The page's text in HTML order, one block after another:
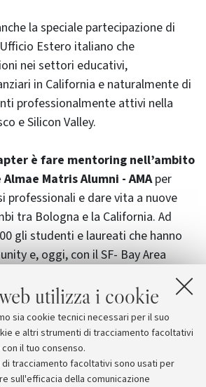
utilizza i cookie
sia cookie tecnici necessari per il suo
e altri strumenti di tracciamento facoltativi
il tuo consenso.
tracciamento facoltativi sono usati per
sull'efficacia della comunicazione
la speciale partecipazione di
Estero italiano che
nei settori educativi,
in California e naturalmente di
professionalmente attivi nella
e Silicon Valley.
è fare mentoring nell’ambito
Matris Alumni - AMAper
professionali e dare vita a nuove
tra Bologna e la California. Ad
gli studenti e laureati che hanno
e, oggi, con il SF- Bay Area
un’opportunità in più per chi ha
e vive, studia o lavora a San